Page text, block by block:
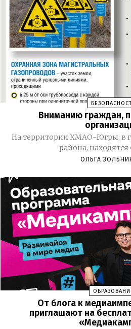
Вниманию граждан,
На территории ХМАО-Югры, в
района, находятся
ОЛЬГА
От блога к
приглашают на